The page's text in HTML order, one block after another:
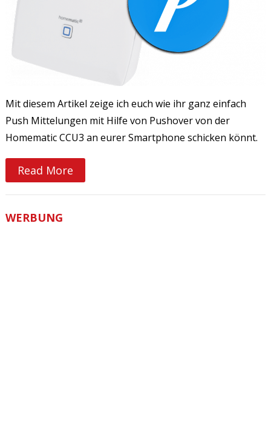
Mit diesem Artikel zeige ich euch wie ihr ganz einfach
Push Mittelungen mit Hilfe von Pushover von der
Homematic CCU3 an eurer Smartphone schicken könnt.
Read More
WERBUNG